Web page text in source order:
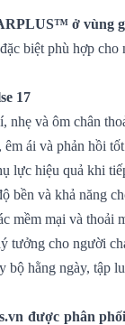
ở vùng
biệt phù hợp
17
nhẹ và ôm chân
ái và phản hồi
lực hiệu quả khi
bền và khả năng
mềm mại và thoải
tưởng cho người
bộ hằng ngày, tập
được phân